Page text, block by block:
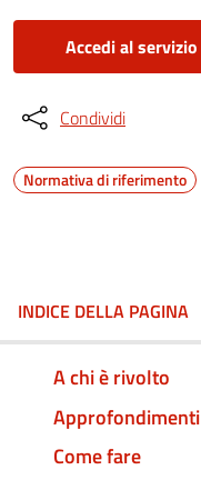
Accedi al servizio
Condividi
Normativa di riferimento
INDICE DELLA PAGINA
A chi è rivolto
Approfondimenti
Come fare